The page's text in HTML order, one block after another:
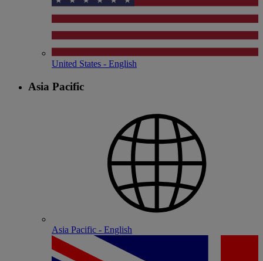
United States - English
Asia Pacific
Asia Pacific - English